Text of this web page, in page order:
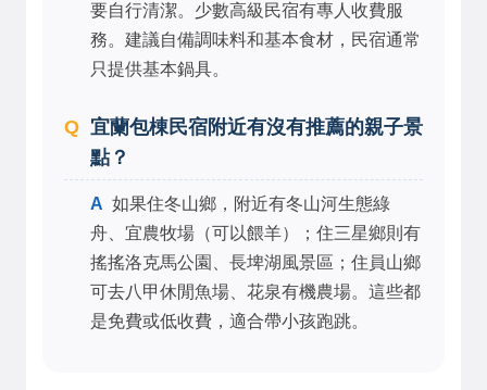
要自行清潔。少數高級民宿有專人收費服
務。建議自備調味料和基本食材，民宿通常
只提供基本鍋具。
宜蘭包棟民宿附近有沒有推薦的親子景
點？
如果住冬山鄉，附近有冬山河生態綠
舟、宜農牧場（可以餵羊）；住三星鄉則有
搖搖洛克馬公園、長埤湖風景區；住員山鄉
可去八甲休閒魚場、花泉有機農場。這些都
是免費或低收費，適合帶小孩跑跳。